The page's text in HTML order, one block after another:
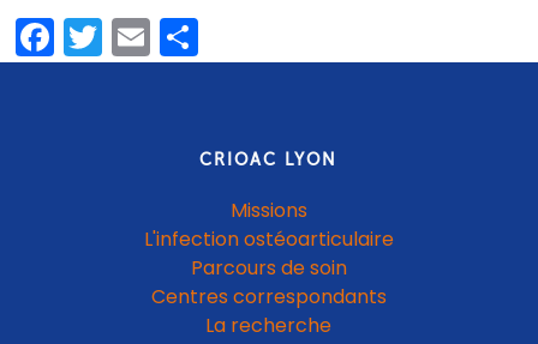
Facebook
Twitter
EmailShare
CRIOAC LYON
Missions
L'infection ostéoarticulaire
Parcours de soin
Centres correspondants
La recherche